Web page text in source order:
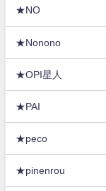
★NO
★Nonono
★OPI星人
★PAI
★peco
★pinenrou